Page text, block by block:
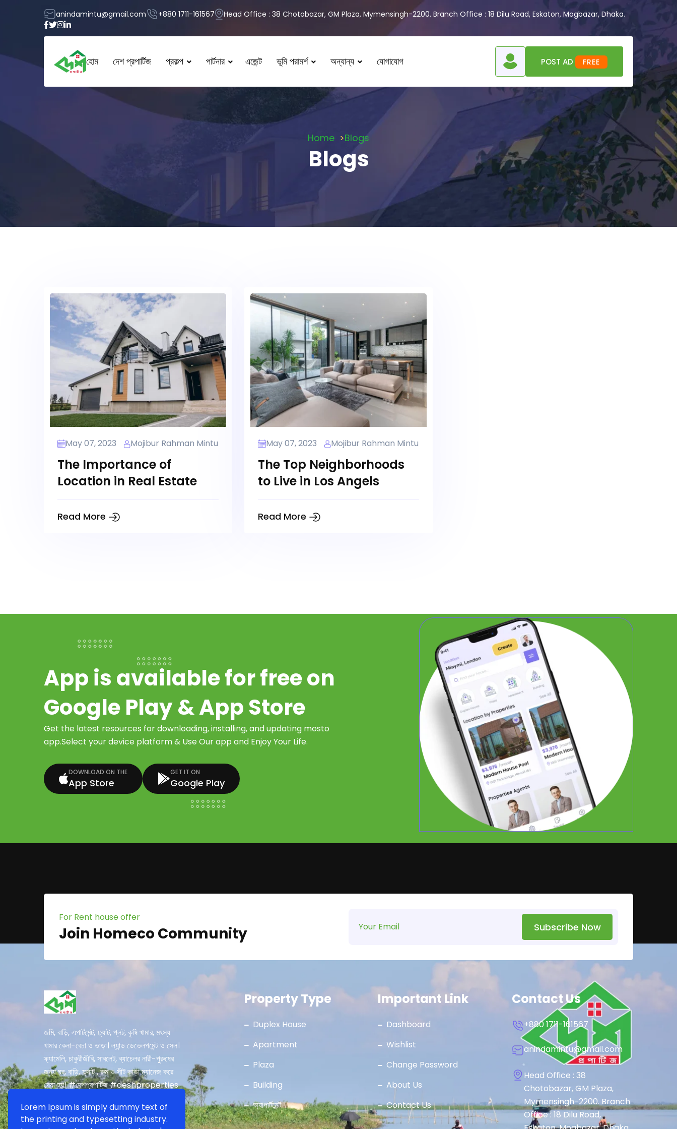
Lorem Ipsum is simply dummy text of
the printing and typesetting industry.
anindamintu@gmail.com +880 1711-161567 Head Office : 38 Chotobazar, GM Plaza, Mymensingh-2200. Branch Office : 18 Dilu Road, Eskaton, Mogbazar, Dhaka.
হোম দেশ প্রপার্টিজ প্রকল্প পার্টনার এজেন্ট ভূমি পরামর্শ অন্যান্য যোগাযোগ POST AD FREE
Home Blogs
Blogs
May 07, 2023 Mojibur Rahman Mintu
The Importance of
Location in Real Estate
Read More
May 07, 2023 Mojibur Rahman Mintu
The Top Neighborhoods
to Live in Los Angels
Read More
App is available for free on
Google Play & App Store
Get the latest resources for downloading, installing, and updating mosto
app.Select your device platform & Use Our app and Enjoy Your Life.
DOWNLOAD ON THE
App Store
GET IT ON
Google Play
For Rent house offer
Join Homeco Community Subscribe Now
জমি, বাড়ি, এপার্টমেন্ট, ফ্ল্যাট, প্লট, কৃষি খামার, মৎস্য
খামার কেনা-বেচা ও ভাড়া। ল্যান্ড ডেভেলপমেন্ট ও সেল।
ফ্যামেলি, চাকুরীজীবি, সাবলেট, ব্যাচেলর নারী-পুরুষের
জন্য ঘর, বাড়ি, ফ্ল্যাট , রুম ও সীট ভাড়া ম্যানেজ করে
দেয়া হয়। #দেশপ্রপার্টিজ #deshproperties
Property Type
Duplex House
Apartment
Plaza
Building
অ্যাপার্টমেন্ট
Important Link
Dashboard
Wishlist
Change Password
About Us
Contact Us
Contact Us
+880 1711-161567
anindamintu@gmail.com
Head Office : 38
Chotobazar, GM Plaza,
Mymensingh-2200. Branch
Office : 18 Dilu Road,